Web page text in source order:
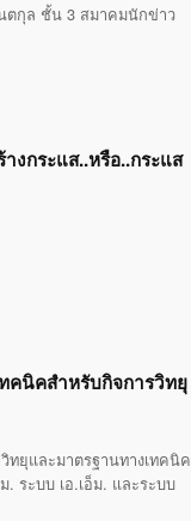
ตกุล ชั้น 3 สมาคมนักข่าว
งกระแส..หรือ..กระแส
คนิคสำหรับกิจการวิทยุ
ยุและมาตรฐานทางเทคนิค
. ระบบ เอ.เอ็ม. และระบบ